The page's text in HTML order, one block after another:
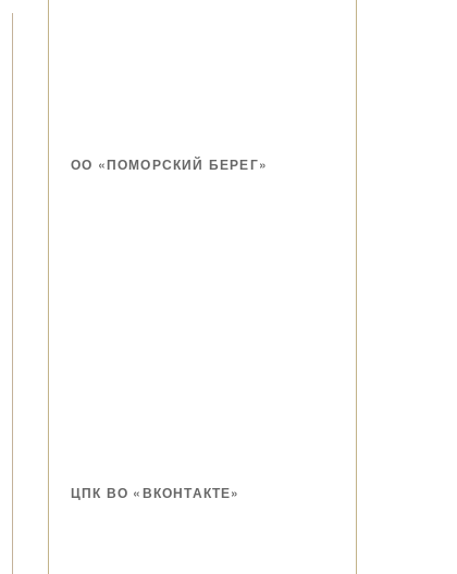
ОО «ПОМОРСКИЙ БЕРЕГ»
ЦПК ВО «ВКОНТАКТЕ»